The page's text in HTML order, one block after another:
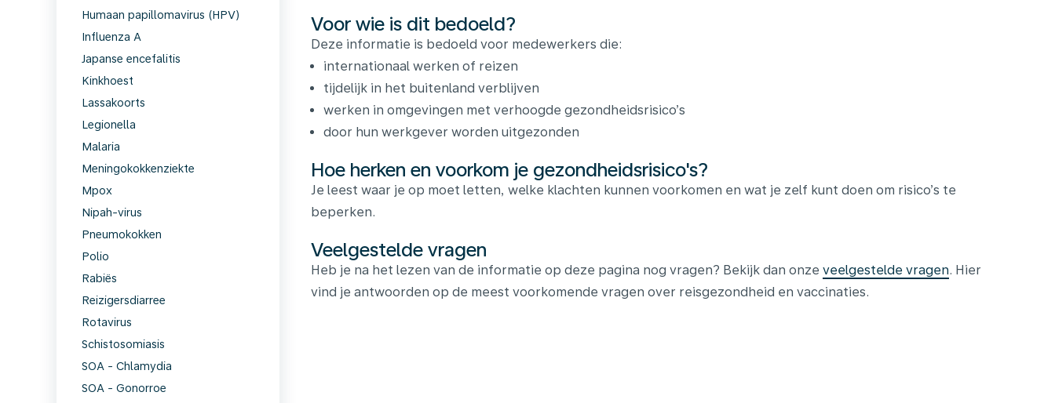
Humaan papillomavirus (HPV)
Influenza A
Japanse encefalitis
Kinkhoest
Lassakoorts
Legionella
Malaria
Meningokokkenziekte
Mpox
Nipah-virus
Pneumokokken
Polio
Rabiës
Reizigersdiarree
Rotavirus
Schistosomiasis
SOA - Chlamydia
SOA - Gonorroe
Voor wie is dit bedoeld?
Deze informatie is bedoeld voor medewerkers die:
internationaal werken of reizen
tijdelijk in het buitenland verblijven
werken in omgevingen met verhoogde gezondheidsrisico’s
door hun werkgever worden uitgezonden
Hoe herken en voorkom je gezondheidsrisico's?
Je leest waar je op moet letten, welke klachten kunnen voorkomen en wat je zelf kunt doen om risico’s te
beperken.
Veelgestelde vragen
Heb je na het lezen van de informatie op deze pagina nog vragen? Bekijk dan onze veelgestelde vragen. Hier
vind je antwoorden op de meest voorkomende vragen over reisgezondheid en vaccinaties.
Certificaten